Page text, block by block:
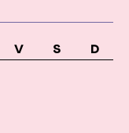
V S
D